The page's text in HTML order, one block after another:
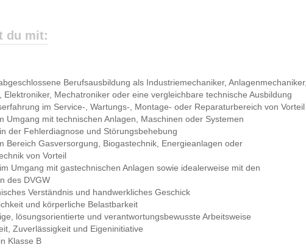
du mit:
Berufsausbildung als Industriemechaniker, Anlagenmechaniker,
Elektroniker, Mechatroniker oder eine vergleichbare technische Ausbildung
im Service-, Wartungs-, Montage- oder Reparaturbereich von Vorteil
Umgang mit technischen Anlagen, Maschinen oder Systemen
der Fehlerdiagnose und Störungsbehebung
Bereich Gasversorgung, Biogastechnik, Energieanlagen oder
von Vorteil
Umgang mit gastechnischen Anlagen sowie idealerweise mit den
des DVGW
Verständnis und handwerkliches Geschick
und körperliche Belastbarkeit
lösungsorientierte und verantwortungsbewusste Arbeitsweise
Zuverlässigkeit und Eigeninitiative
Klasse B